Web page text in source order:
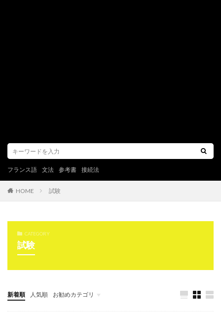
フランス語 文法 参考書 接続法
HOME 試験
CATEGORY
試験
新着順 人気順 お勧めカテゴリ